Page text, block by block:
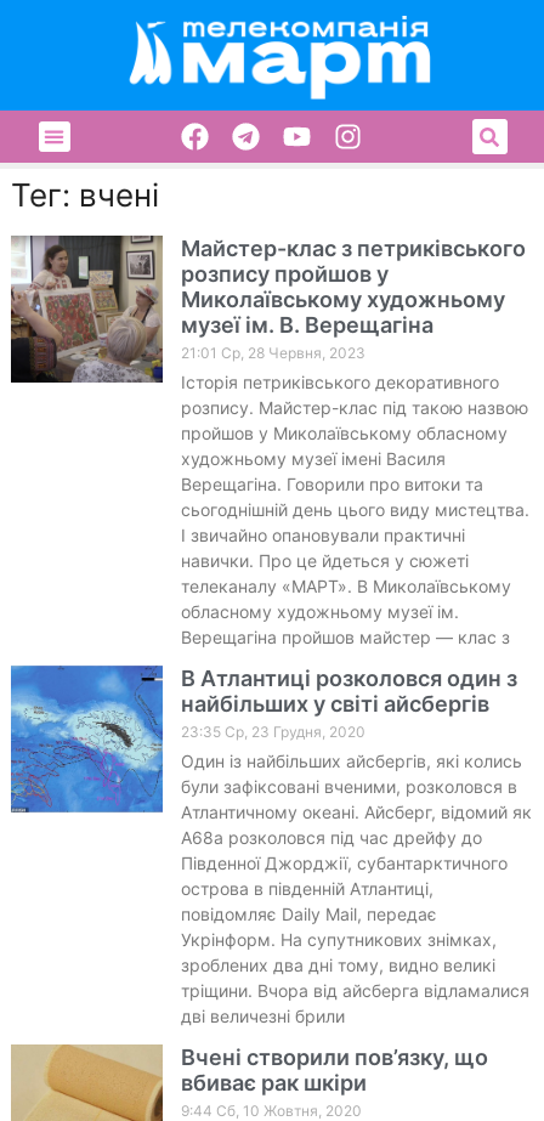
Тег: вчені
Майстер-клас з петриківського
розпису пройшов у
Миколаївському художньому
музеї ім. В. Верещагіна
21:01 Ср, 28 Червня, 2023
Історія петриківського декоративного
розпису. Майстер-клас під такою назвою
пройшов у Миколаївському обласному
художньому музеї імені Василя
Верещагіна. Говорили про витоки та
сьогоднішній день цього виду мистецтва.
І звичайно опановували практичні
навички. Про це йдеться у сюжеті
телеканалу «МАРТ». В Миколаївському
обласному художньому музеї ім.
Верещагіна пройшов майстер — клас з
В Атлантиці розколовся один з
найбільших у світі айсбергів
23:35 Ср, 23 Грудня, 2020
Один із найбільших айсбергів, які колись
були зафіксовані вченими, розколовся в
Атлантичному океані. Айсберг, відомий як
A68а розколовся під час дрейфу до
Південної Джорджії, субантарктичного
острова в південній Атлантиці,
повідомляє Daily Mail, передає
Укрінформ. На супутникових знімках,
зроблених два дні тому, видно великі
тріщини. Вчора від айсберга відламалися
дві величезні брили
Вчені створили пов’язку, що
вбиває рак шкіри
9:44 Сб, 10 Жовтня, 2020